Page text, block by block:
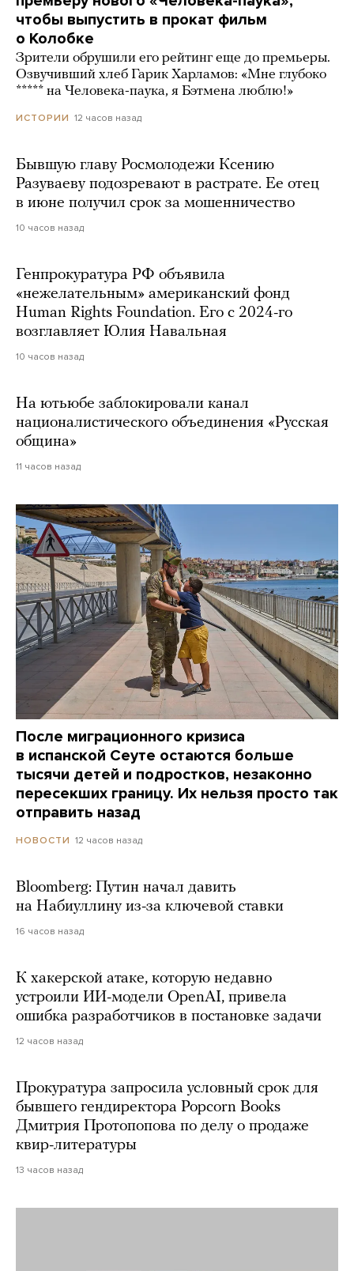
чтобы выпустить в прокат фильм
о Колобке
Зрители обрушили его рейтинг еще до премьеры.
Озвучивший хлеб Гарик Харламов: «Мне глубоко
***** на Человека-паука, я Бэтмена люблю!»
ИСТОРИИ 12 часов назад
Бывшую главу Росмолодежи Ксению
Разуваеву подозревают в растрате. Ее отец
в июне получил срок за мошенничество
10 часов назад
Генпрокуратура РФ объявила
«нежелательным» американский фонд
Human Rights Foundation. Его с 2024-го
возглавляет Юлия Навальная
10 часов назад
На ютьюбе заблокировали канал
националистического объединения «Русская
община»
11 часов назад
После миграционного кризиса
в испанской Сеуте остаются больше
тысячи детей и подростков, незаконно
пересекших границу. Их нельзя просто так
отправить назад
НОВОСТИ 12 часов назад
Bloomberg: Путин начал давить
на Набиуллину из-за ключевой ставки
16 часов назад
К хакерской атаке, которую недавно
устроили ИИ-модели OpenAI, привела
ошибка разработчиков в постановке задачи
12 часов назад
Прокуратура запросила условный срок для
бывшего гендиректора Popcorn Books
Дмитрия Протопопова по делу о продаже
квир-литературы
13 часов назад